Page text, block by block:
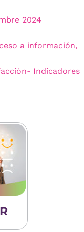
2024
a información,
Indicadores